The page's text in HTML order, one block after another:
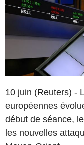
10 juin (Reuters) -
européennes
début de séance,
les nouvelles